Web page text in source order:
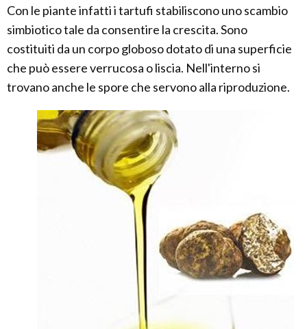
Con le piante infatti i tartufi stabiliscono uno scambio
simbiotico tale da consentire la crescita. Sono
costituiti da un corpo globoso dotato di una superficie
che può essere verrucosa o liscia. Nell'interno si
trovano anche le spore che servono alla riproduzione.